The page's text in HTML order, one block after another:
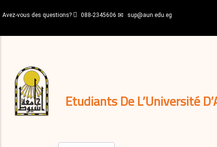
au
principal
Avez-vous des questions? 088-2345606 sup@aun.edu.eg
Etudiants De L’Université
décisions
Expatriés
Journal